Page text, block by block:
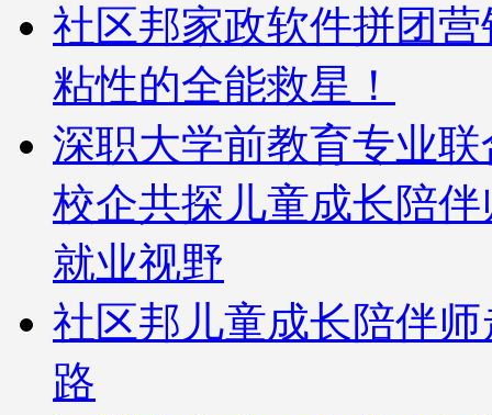
社区邦家政软件拼团
粘性的全能救星！
深职大学前教育专业
校企共探儿童成长陪
就业视野
社区邦儿童成长陪伴
路